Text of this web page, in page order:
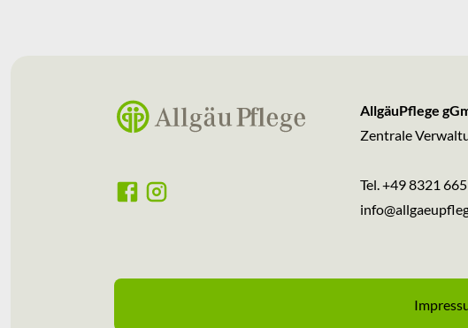
AllgäuPflege
Zentrale
Tel.+49 8321
info@